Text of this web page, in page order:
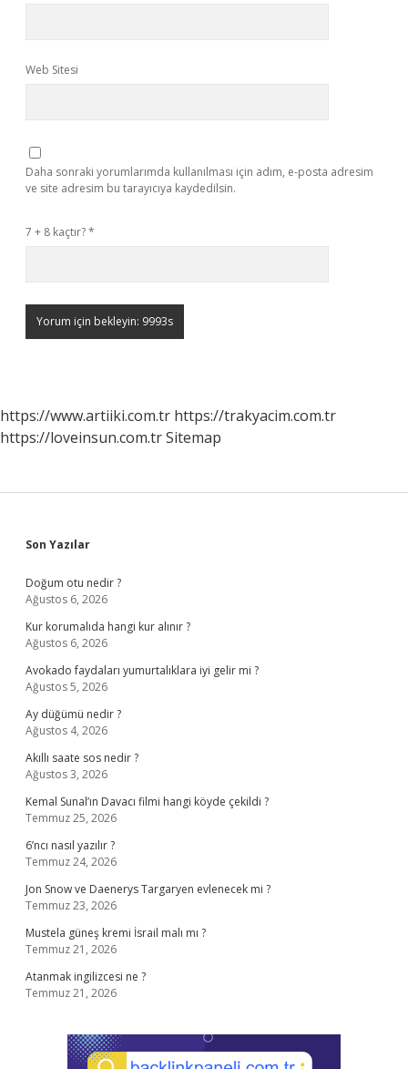
Web Sitesi
Daha sonraki yorumlarımda kullanılması için adım, e-posta adresim
ve site adresim bu tarayıcıya kaydedilsin.
7 + 8 kaçtır?*
https://www.artiiki.com.tr https://trakyacim.com.tr
https://loveinsun.com.trSitemap
Sidebar
Son Yazılar
Doğum otu nedir ?
Ağustos 6, 2026
Kur korumalıda hangi kur alınır ?
Ağustos 6, 2026
Avokado faydaları yumurtalıklara iyi gelir mi ?
Ağustos 5, 2026
Ay düğümü nedir ?
Ağustos 4, 2026
Akıllı saate sos nedir ?
Ağustos 3, 2026
Kemal Sunal’ın Davacı filmi hangi köyde çekildi ?
Temmuz 25, 2026
6’ncı nasıl yazılır ?
Temmuz 24, 2026
Jon Snow ve Daenerys Targaryen evlenecek mi ?
Temmuz 23, 2026
Mustela güneş kremi İsrail malı mı ?
Temmuz 21, 2026
Atanmak ingilizcesi ne ?
Temmuz 21, 2026